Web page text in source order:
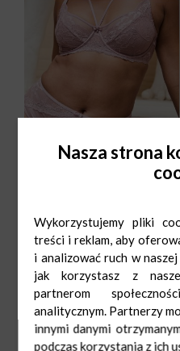
Nasza strona
Wykorzystujemy pliki
treści i reklam, aby
i analizować ruch w
jak korzystasz z
partnerom
analitycznym. Partnerzy
innymi danymi
podczas korzystania z ich